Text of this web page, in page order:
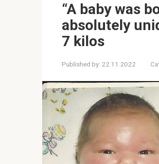
“A baby was
absolutely
7 kilos
Published by: 22.11.2022